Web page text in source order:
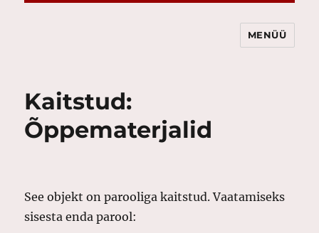
MENÜÜ
Kaitstud:
Õppematerjalid
See objekt on parooliga kaitstud. Vaatamiseks
sisesta enda parool: